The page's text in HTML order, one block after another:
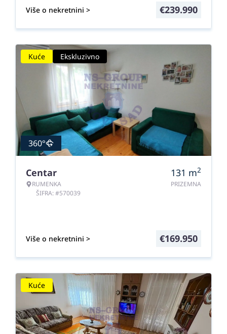
Više o nekretnini > €239.990
Kuće Ekskluzivno
360°
Centar
RUMENKA
ŠIFRA: #570039
131 m2
PRIZEMNA
Više o nekretnini > €169.950
Kuće